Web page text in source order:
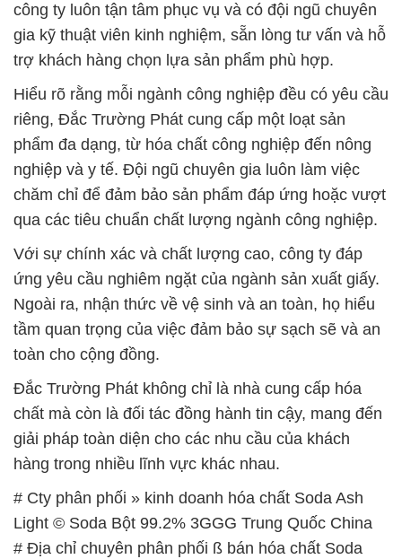
công ty luôn tận tâm phục vụ và có đội ngũ chuyên
gia kỹ thuật viên kinh nghiệm, sẵn lòng tư vấn và hỗ
trợ khách hàng chọn lựa sản phẩm phù hợp.
Hiểu rõ rằng mỗi ngành công nghiệp đều có yêu cầu
riêng, Đắc Trường Phát cung cấp một loạt sản
phẩm đa dạng, từ hóa chất công nghiệp đến nông
nghiệp và y tế. Đội ngũ chuyên gia luôn làm việc
chăm chỉ để đảm bảo sản phẩm đáp ứng hoặc vượt
qua các tiêu chuẩn chất lượng ngành công nghiệp.
Với sự chính xác và chất lượng cao, công ty đáp
ứng yêu cầu nghiêm ngặt của ngành sản xuất giấy.
Ngoài ra, nhận thức về vệ sinh và an toàn, họ hiểu
tầm quan trọng của việc đảm bảo sự sạch sẽ và an
toàn cho cộng đồng.
Đắc Trường Phát không chỉ là nhà cung cấp hóa
chất mà còn là đối tác đồng hành tin cậy, mang đến
giải pháp toàn diện cho các nhu cầu của khách
hàng trong nhiều lĩnh vực khác nhau.
# Cty phân phối » kinh doanh hóa chất Soda Ash
Light © Soda Bột 99.2% 3GGG Trung Quốc China
# Địa chỉ chuyên phân phối ß bán hóa chất Soda